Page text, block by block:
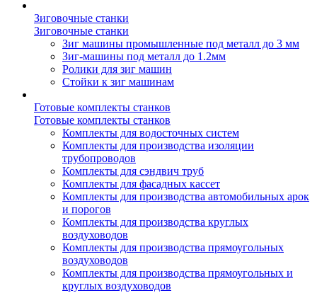
Зиговочные станки
Зиговочные станки
Зиг машины промышленные под металл до 3 мм
Зиг-машины под металл до 1.2мм
Ролики для зиг машин
Стойки к зиг машинам
Готовые комплекты станков
Готовые комплекты станков
Комплекты для водосточных систем
Комплекты для производства изоляции
трубопроводов
Комплекты для сэндвич труб
Комплекты для фасадных кассет
Комплекты для производства автомобильных арок
и порогов
Комплекты для производства круглых
воздуховодов
Комплекты для производства прямоугольных
воздуховодов
Комплекты для производства прямоугольных и
круглых воздуховодов